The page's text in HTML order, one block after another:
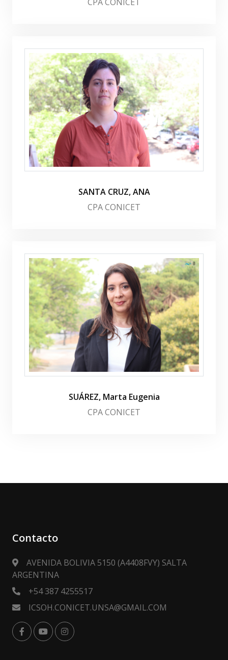
SANTA CRUZ, ANA
CPA CONICET
SUÁREZ, Marta Eugenia
CPA CONICET
Contacto
AVENIDA BOLIVIA 5150 (A4408FVY) SALTA
ARGENTINA
+54 387 4255517
ICSOH.CONICET.UNSA@GMAIL.COM